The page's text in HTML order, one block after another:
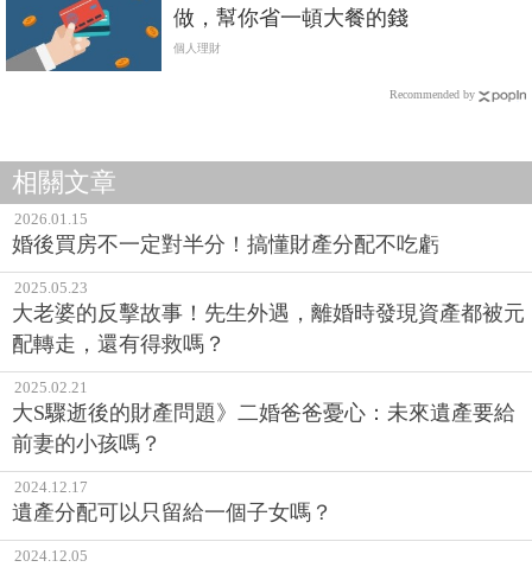
做，幫你省一頓大餐的錢
個人理財
Recommended by
相關文章
2026.01.15
婚後買房不一定對半分！搞懂財產分配不吃虧
2025.05.23
大老婆的反擊故事！先生外遇，離婚時發現資產都被元
配轉走，還有得救嗎？
2025.02.21
大S驟逝後的財產問題》二婚爸爸憂心：未來遺產要給
前妻的小孩嗎？
2024.12.17
遺產分配可以只留給一個子女嗎？
2024.12.05